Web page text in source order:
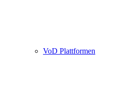
VoD Plattformen